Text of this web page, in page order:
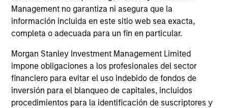
Management no garantiza ni asegura que la
información incluida en este sitio web sea exacta,
completa o adecuada para un fin en particular.
Morgan Stanley Investment Management Limited
impone obligaciones a los profesionales del sector
financiero para evitar el uso indebido de fondos de
inversión para el blanqueo de capitales, incluidos
procedimientos para la identificación de suscriptores y
TALES FROM THE EMERGING WORLD
AI's Silicon Backbone
Past technology cycles were demand-led and
largely consumer-driven. Amay Hattangadi
and Samson Hung explain how AI should be